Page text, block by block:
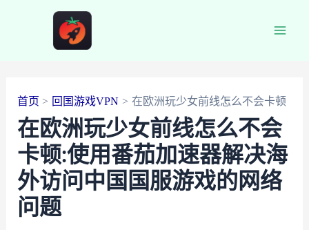
首页 回国游戏VPN 在欧洲玩少女前线怎么不会卡顿
在欧洲玩少女前线怎么不会
卡顿:使用番茄加速器解决海
外访问中国国服游戏的网络
问题